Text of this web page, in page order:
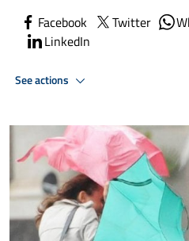
Facebook Twitter
LinkedIn
See actions